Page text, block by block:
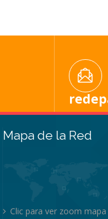
Mapa de la Red
Clic para ver zoom mapa